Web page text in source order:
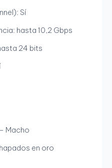
Sí
hasta 10,2 Gbps
24 bits
Macho
en oro